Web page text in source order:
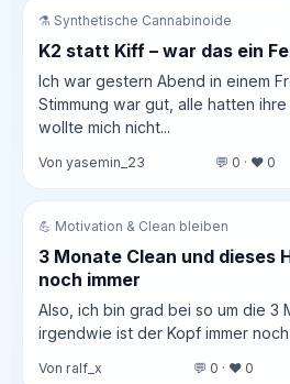
⚗️ Synthetische Cannabinoide
K2 statt Kiff – war das ein
Ich war gestern Abend in einem
Stimmung war gut, alle hatten
wollte mich nicht...
Von yasemin_23 💬 0 · ❤️ 0
💪 Motivation & Clean bleiben
3 Monate Clean und dieses
noch immer
Also, ich bin grad bei so um die 3
irgendwie ist der Kopf immer noch
Von ralf_x 💬 0 · ❤️ 0